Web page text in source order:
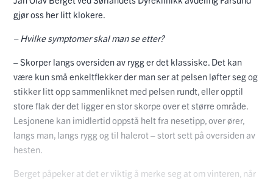
gjør oss her litt klokere.
– Hvilke symptomer skal man se etter?
– Skorper langs oversiden av rygg er det klassiske. Det kan
være kun små enkeltflekker der man ser at pelsen løfter seg og
stikker litt opp sammenliknet med pelsen rundt, eller opptil
store flak der det ligger en stor skorpe over et større område.
Lesjonene kan imidlertid oppstå helt fra nesetipp, over ører,
langs man, langs rygg og til halerot – stort sett på oversiden av
hesten.
Berget påpeker at det er viktig å merke seg at om vinteren, når